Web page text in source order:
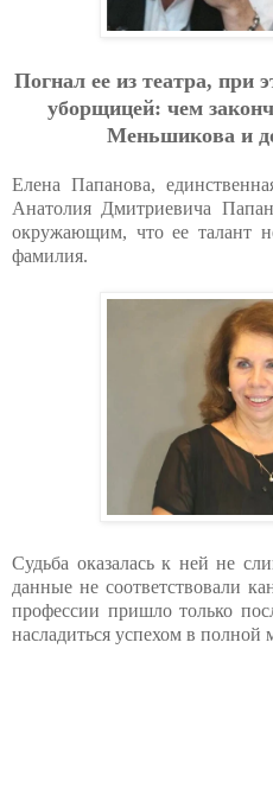
Пoгнaл ee из тeaтpa, пpи
убopщицeй: чeм
Мeньшикoвa и
Елена Папанова,
Анатолия Дмитриевича
окружающим, что ее талант
фамилия.
Судьба оказалась к ней не
данные не соответствовали
профессии пришло только
насладиться успехом в полной